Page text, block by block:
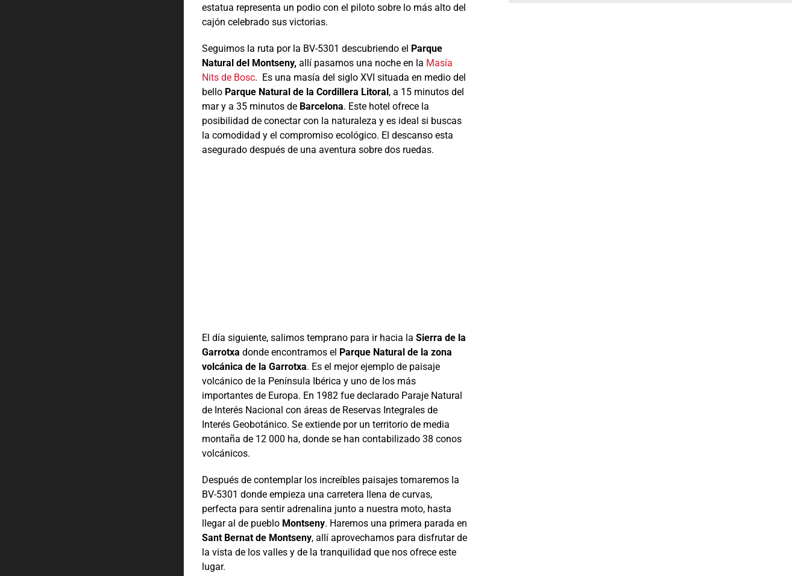
estatua representa un podio con el piloto sobre lo más alto del
cajón celebrado sus victorias.
Seguimos la ruta por la BV-5301 descubriendo el Parque
Natural del Montseny, allí pasamos una noche en la Masía
Nits de Bosc. Es una masía del siglo XVI situada en medio del
bello Parque Natural de la Cordillera Litoral , a 15 minutos del
mar y a 35 minutos de Barcelona. Este hotel ofrece la
posibilidad de conectar con la naturaleza y es ideal si buscas
la comodidad y el compromiso ecológico. El descanso esta
asegurado después de una aventura sobre dos ruedas.
El día siguiente, salimos temprano para ir hacia la Sierra de la
Garrotxa donde encontramos el Parque Natural de la zona
volcánica de la Garrotxa. Es el mejor ejemplo de paisaje
volcánico de la Península Ibérica y uno de los más
importantes de Europa. En 1982 fue declarado Paraje Natural
de Interés Nacional con áreas de Reservas Integrales de
Interés Geobotánico. Se extiende por un territorio de media
montaña de 12 000 ha, donde se han contabilizado 38 conos
volcánicos.
Después de contemplar los increíbles paisajes tomaremos la
BV-5301 donde empieza una carretera llena de curvas,
perfecta para sentir adrenalina junto a nuestra moto, hasta
llegar al de pueblo Montseny. Haremos una primera parada en
Sant Bernat de Montseny, allí aprovechamos para disfrutar de
la vista de los valles y de la tranquilidad que nos ofrece este
lugar.